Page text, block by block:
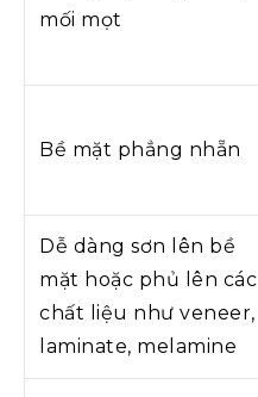
mối mọt
Bề mặt phẳng nhẵn
Dễ dàng sơn lên bề
mặt hoặc phủ lên các
chất liệu như veneer,
laminate, melamine